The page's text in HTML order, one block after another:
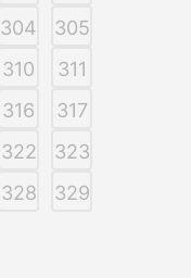
304
305
310
311
316
317
322
323
328
329